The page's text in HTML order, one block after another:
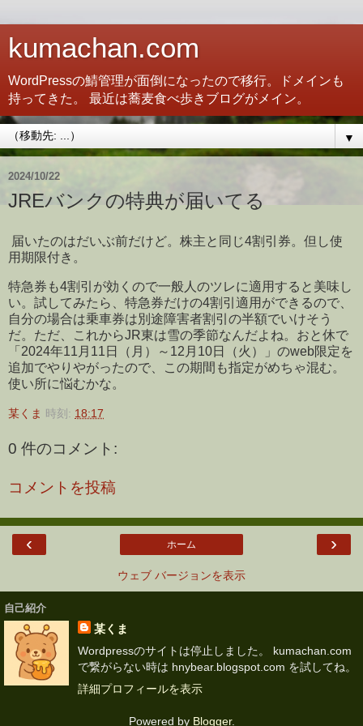
kumachan.com
WordPressの鯖管理が面倒になったので移行。ドメインも
持ってきた。 最近は蕎麦食べ歩きブログがメイン。
▼
2024/10/22
JREバンクの特典が届いてる
届いたのはだいぶ前だけど。株主と同じ4割引券。但し使
用期限付き。
特急券も4割引が効くので一般人のツレに適用すると美味し
い。試してみたら、特急券だけの4割引適用ができるので、
自分の場合は乗車券は別途障害者割引の半額でいけそう
だ。ただ、これからJR東は雪の季節なんだよね。おと休で
「2024年11月11日（月）～12月10日（火）」のweb限定を
追加でやりやがったので、この期間も指定がめちゃ混む。
使い所に悩むかな。
某くま 時刻: 18:17
0 件のコメント:
コメントを投稿
‹ ›
ホーム
ウェブ バージョンを表示
自己紹介
某くま
Wordpressのサイトは停止しました。 kumachan.com
で繋がらない時は hnybear.blogspot.com を試してね。
詳細プロフィールを表示
Powered by Blogger.